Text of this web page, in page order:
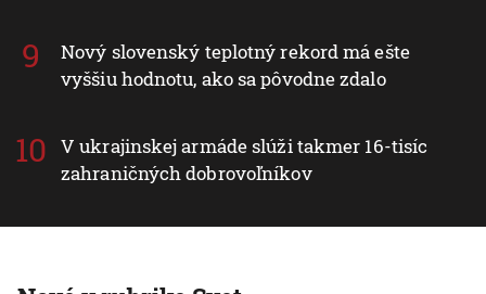
Nový slovenský teplotný rekord má ešte
vyššiu hodnotu, ako sa pôvodne zdalo
V ukrajinskej armáde slúži takmer 16-tisíc
zahraničných dobrovoľníkov